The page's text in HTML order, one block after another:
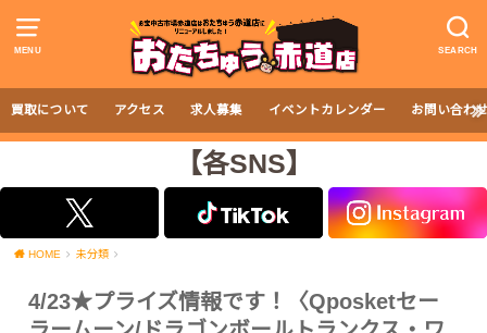
MENU SEARCH
買取について アクセス 求人募集 イベントカレンダー お問い合わ
【各SNS】
HOME 未分類
4/23★プライズ情報です！〈Qposketセー